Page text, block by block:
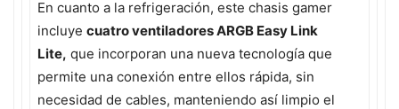
En cuanto a la refrigeración, este chasis gamer
incluye cuatro ventiladores ARGB Easy Link
Lite, que incorporan una nueva tecnología que
permite una conexión entre ellos rápida, sin
necesidad de cables, manteniendo así limpio el